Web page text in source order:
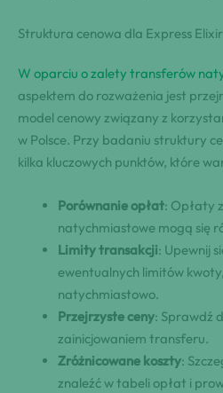
Struktura cenowa dla Express Elixir
W oparciu o zalety transferów
aspektem do rozważenia jest
model cenowy związany z
w Polsce. Przy badaniu struktury
kilka kluczowych punktów, które
Porównanie opłat: Opłaty
natychmiastowe mogą się
Limity transakcji: Upewnij
ewentualnych limitów
natychmiastowo.
Przejrzyste ceny: Sprawdź
zainicjowaniem transferu.
Zróżnicowane koszty:
znaleźć w tabeli opłat i